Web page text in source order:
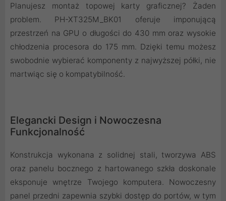
Planujesz montaż topowej karty graficznej? Żaden
problem. PH-XT325M_BK01 oferuje imponującą
przestrzeń na GPU o długości do 430 mm oraz wysokie
chłodzenia procesora do 175 mm. Dzięki temu możesz
swobodnie wybierać komponenty z najwyższej półki, nie
martwiąc się o kompatybilność.
Elegancki Design i Nowoczesna
Funkcjonalność
Konstrukcja wykonana z solidnej stali, tworzywa ABS
oraz panelu bocznego z hartowanego szkła doskonale
eksponuje wnętrze Twojego komputera. Nowoczesny
panel przedni zapewnia szybki dostęp do portów, w tym